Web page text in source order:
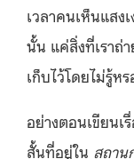
เวลาคนเห็นแสง
นั้น แค่สิ่งที่เราถ่
เก็บไว้โดยไม่รู้ห
อย่างตอนเขียนเ
สั้นที่อยู่ใน สถาน